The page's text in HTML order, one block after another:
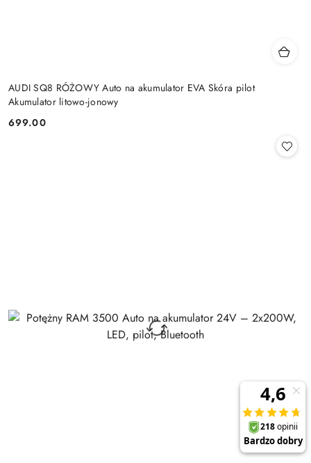
AUDI SQ8 RÓŻOWY Auto na akumulator EVA Skóra pilot
Akumulator litowo-jonowy
Cena:
699.00